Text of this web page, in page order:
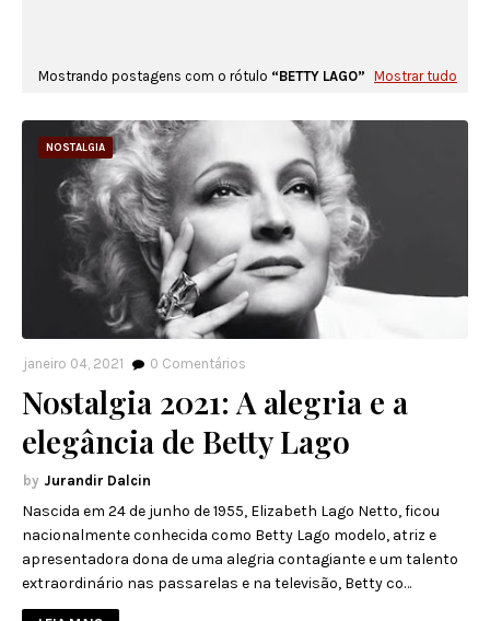
Mostrando postagens com o rótulo BETTY LAGO Mostrar tudo
NOSTALGIA
janeiro 04, 2021 0 Comentários
Nostalgia 2021: A alegria e a
elegância de Betty Lago
Jurandir Dalcin
Nascida em 24 de junho de 1955, Elizabeth Lago Netto, ficou
nacionalmente conhecida como Betty Lago modelo, atriz e
apresentadora dona de uma alegria contagiante e um talento
extraordinário nas passarelas e na televisão, Betty co…